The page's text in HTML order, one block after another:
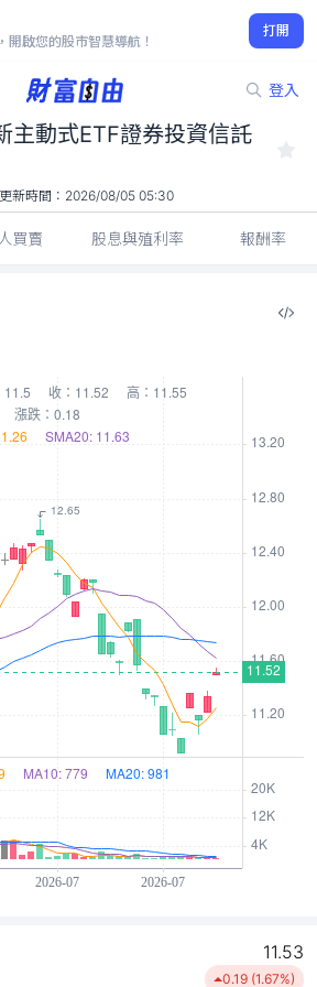
開啟您的股市智慧導航！
打開
登入
動式ETF證券投資信託基金 00983A
11.52
1.67%
主動式ETF證券投資信託
新時間： 2026/08/05 05:30
買賣 股息與殖利率 報酬率
11.53
0.19 (1.67%)